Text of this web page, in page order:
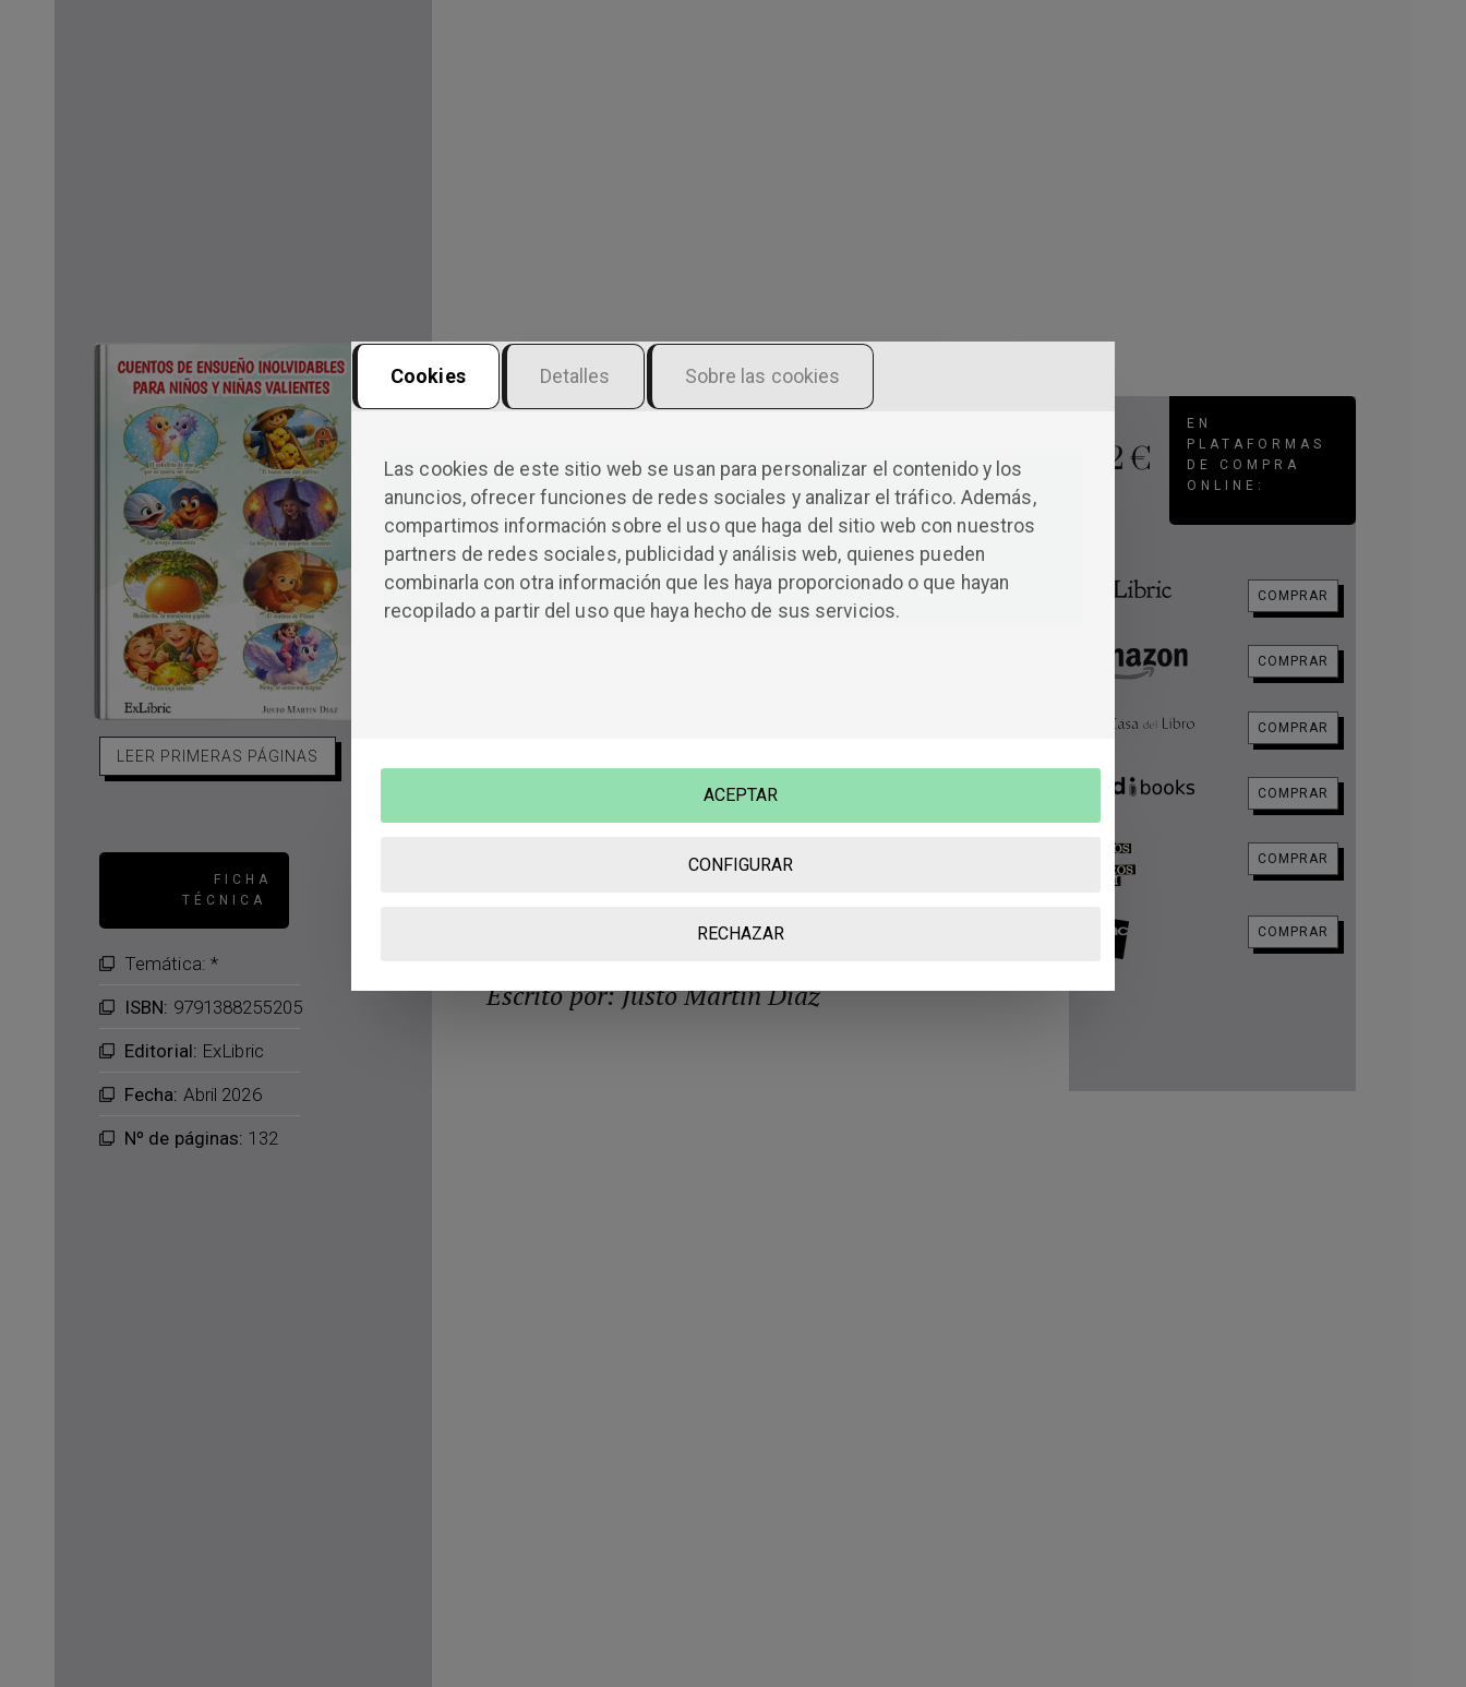
LEER PRIMERAS PÁGINAS
FICHA
TÉCNICA
Temática: *
ISBN: 9791388255205
Editorial: ExLibric
Fecha: Abril 2026
Nº de páginas: 132
Cuentos de ensueño
inolvidables para
niños y niñas
valientes
y personajes que se quedan contigo mucho después de cerrar
buscas una lectura que conecte con niños (y también con
Escrito por: Justo Martín Díaz
12 €
EN
PLATAFORMAS
DE COMPRA
ONLINE:
COMPRAR
COMPRAR
COMPRAR
COMPRAR
COMPRAR
COMPRAR
Cookies
Las cookies de este sitio web se usan para personalizar el contenido y los
anuncios, ofrecer funciones de redes sociales y analizar el tráfico. Además,
compartimos información sobre el uso que haga del sitio web con nuestros
partners de redes sociales, publicidad y análisis web, quienes pueden
combinarla con otra información que les haya proporcionado o que hayan
recopilado a partir del uso que haya hecho de sus servicios.
Detalles Sobre las cookies
RECHAZAR
CONFIGURAR
ACEPTAR